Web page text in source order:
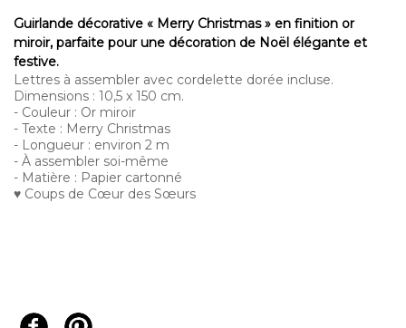
Guirlande décorative « Merry Christmas » en finition or
miroir, parfaite pour une décoration de Noël élégante et
festive.
Lettres à assembler avec cordelette dorée incluse.
Dimensions : 10,5 x 150 cm.
- Couleur : Or miroir
- Texte : Merry Christmas
- Longueur : environ 2 m
- À assembler soi-même
- Matière : Papier cartonné
♥ Coups de Cœur des Sœurs